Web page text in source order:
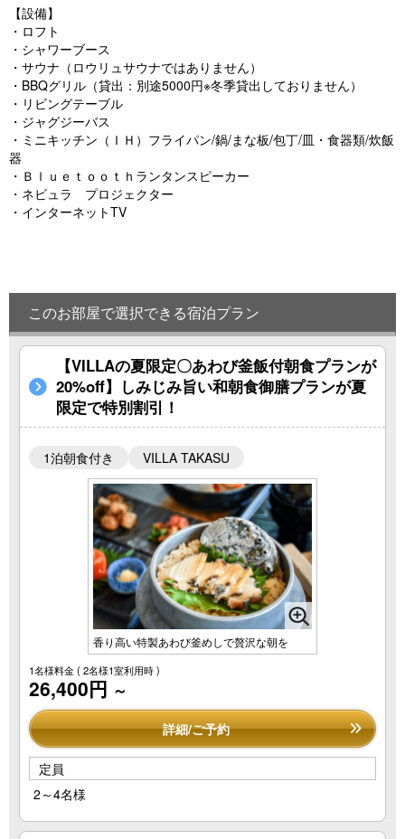
【設備】
・ロフト
・シャワーブース
・サウナ（ロウリュサウナではありません）
・BBQグリル（貸出：別途5000円※冬季貸出しておりません）
・リビングテーブル
・ジャグジーバス
・ミニキッチン（ＩＨ）フライパン/鍋/まな板/包丁/皿・食器類/炊飯
器
・Ｂｌｕｅｔｏｏｔｈランタンスピーカー
・ネビュラ プロジェクター
・インターネットTV
このお部屋で選択できる宿泊プラン
【VILLAの夏限定〇あわび釜飯付朝食プランが
20%off】しみじみ旨い和朝食御膳プランが夏
限定で特別割引！
1泊朝食付き VILLA TAKASU
香り高い特製あわび釜めしで贅沢な朝を
1名様料金( 2名様1室利用時 )
26,400円 ～
詳細/ご予約
定員
2～4名様